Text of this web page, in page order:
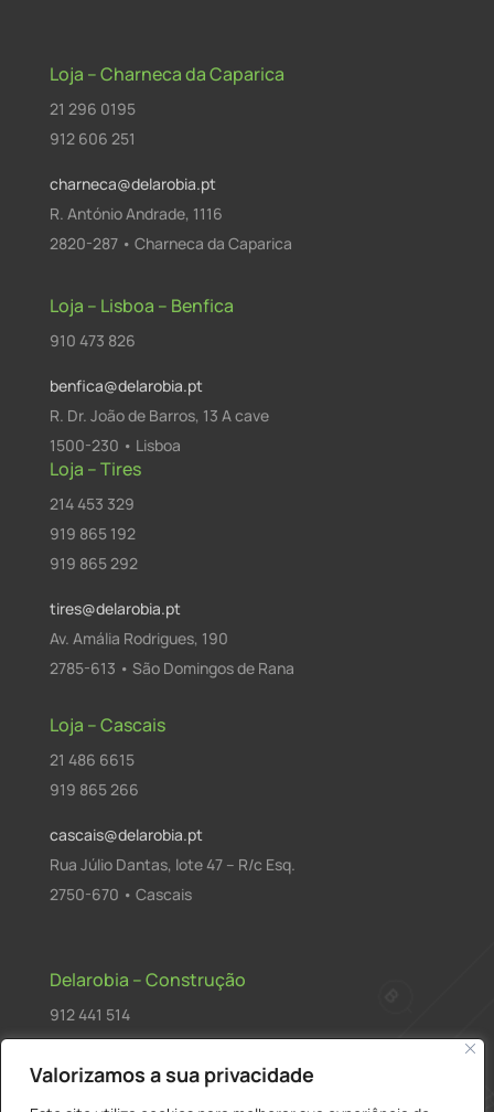
Valorizamos a sua privacidade
Loja – Charneca da Caparica
21 296 0195
912 606 251
charneca@delarobia.pt
R. António Andrade, 1116
2820-287 • Charneca da Caparica
Loja – Lisboa – Benfica
910 473 826
benfica@delarobia.pt
R. Dr. João de Barros, 13 A cave
1500-230 • Lisboa
Loja – Tires
214 453 329
919 865 192
919 865 292
tires@delarobia.pt
Av. Amália Rodrigues, 190
2785-613 • São Domingos de Rana
Loja – Cascais
21 486 6615
919 865 266
cascais@delarobia.pt
Rua Júlio Dantas, lote 47 – R/c Esq.
2750-670 • Cascais
Delarobia – Construção
912 441 514
R. António Andrade, 1171